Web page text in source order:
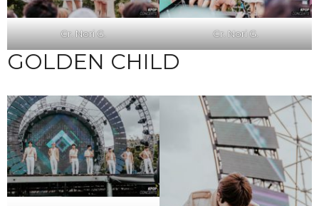
Cr. Nori G. Cr. Nori G.
GOLDEN CHILD